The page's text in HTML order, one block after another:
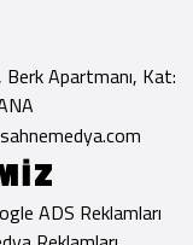
Apartmanı, Kat:
ADS Reklamları